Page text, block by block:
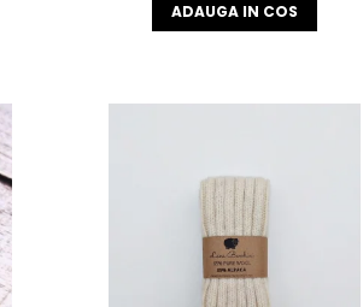
ADAUGA IN COS